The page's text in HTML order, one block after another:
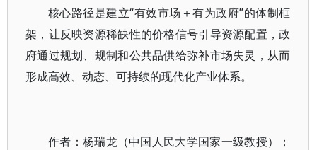
核心路径是建立“有效市场＋有为政府”的体制框
架，让反映资源稀缺性的价格信号引导资源配置，政
府通过规划、规制和公共品供给弥补市场失灵，从而
形成高效、动态、可持续的现代化产业体系。
作者：杨瑞龙（中国人民大学国家一级教授）；